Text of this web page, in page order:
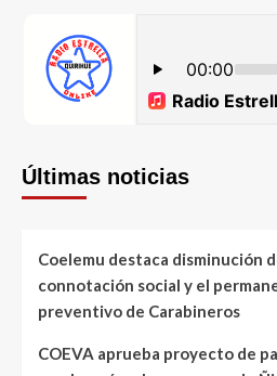
Últimas noticias
Coelemu destaca disminución
connotación social y el
preventivo de Carabineros
COEVA aprueba proyecto de